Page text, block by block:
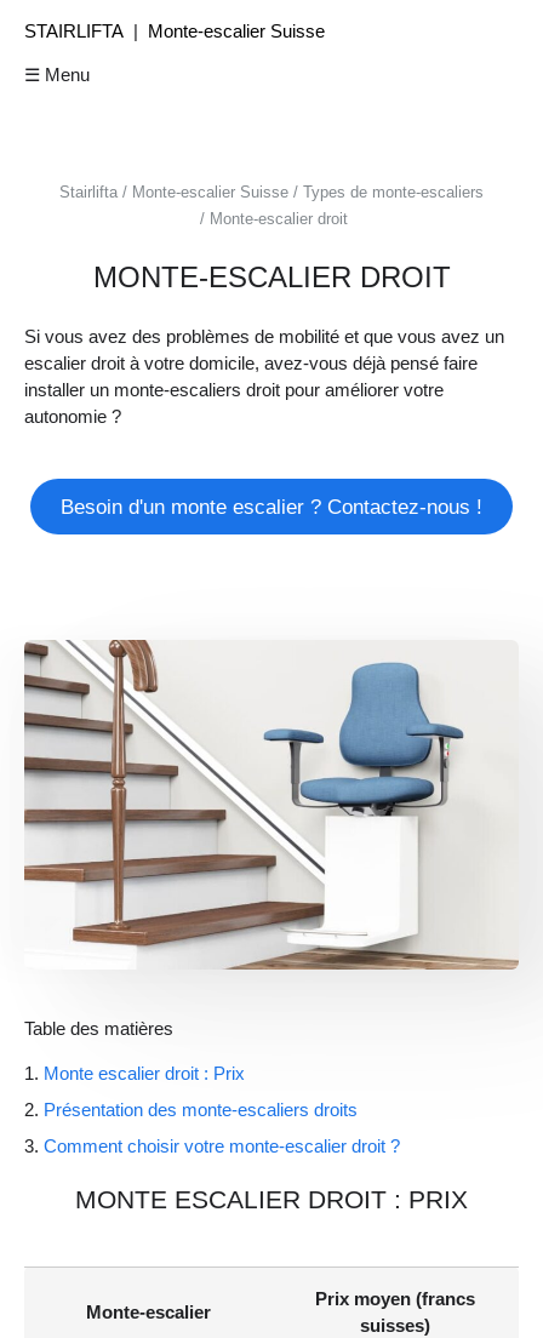
STAIRLIFTA | Monte-escalier Suisse
☰ Menu
Stairlifta Monte-escalier Suisse
Types de monte‑escaliers
Monte‑escalier droit
MONTE‑ESCALIER DROIT
Si vous avez des problèmes de mobilité et que vous avez un
escalier droit à votre domicile, avez-vous déjà pensé faire
installer un monte-escaliers droit pour améliorer votre
autonomie ?
Besoin d'un monte escalier ? Contactez-nous !
Table des matières
Monte escalier droit : Prix
Présentation des monte-escaliers droits
Comment choisir votre monte-escalier droit ?
MONTE ESCALIER DROIT : PRIX
Monte-escalier
Prix moyen (francs
suisses)